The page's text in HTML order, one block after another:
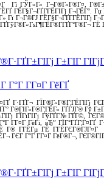
Гї ГЎГ»Г« Г¬Г®Г«Г®Г¤,
ГЁГ§Г¬ГҐГ­ГЁГІГј Г¬ГЁГ°.
Гї Г¬Г®ГЈ ГЁГ§Г¬ГҐГ­ГЁГІГј
ГЁ
Г±ГІГ
Г°Г Г­Г¤Г ГёГҐ
Г·ГҐГ¬
Г®ГІГ«Г®Г¦ГЁГ« ГҐГЈГ® Гў
ГЇГїГІГј ГўГҐГ№ГҐГ©,
Г­Г¤Г ГёГі, вЂ” ГЇГ°ГҐГ¦Г¤ГҐ
Г® Г­ГЁГµ ГЁ Г­ГЁГЄГ®ГЈГ¤Г
ГЄГ Г°Г Г­Г¤Г ГёГ®Г¬,
Г±ГІГ